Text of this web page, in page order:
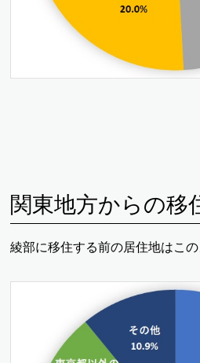
関東地方からの移
綾部に移住する前の居住地はこの